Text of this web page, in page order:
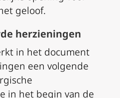
geloof.
herzieningen
in het document
een volgende
in het begin van de